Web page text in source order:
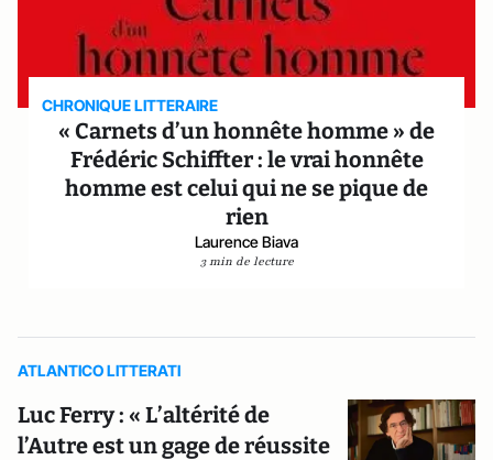
CHRONIQUE LITTERAIRE
« Carnets d’un honnête homme » de
Frédéric Schiffter : le vrai honnête
homme est celui qui ne se pique de
rien
Laurence Biava
3 min de lecture
ATLANTICO LITTERATI
Luc Ferry : « L’altérité de
l’Autre est un gage de réussite